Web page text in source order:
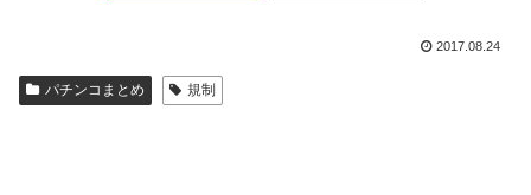
2017.08.24
パチンコまとめ 規制